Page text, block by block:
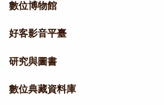
數位博物館
好客影音平臺
研究與圖書
數位典藏資料庫